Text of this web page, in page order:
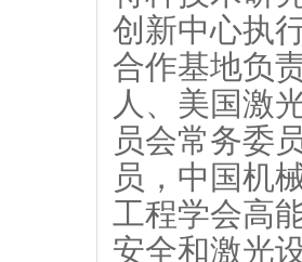
创新中心执
合作基地负
人、 美国激
员会常务委
员，中国机
工程学会高
安全和激光